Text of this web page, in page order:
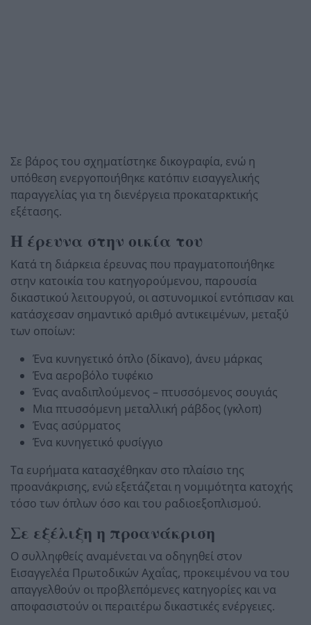
Σε βάρος του σχηματίστηκε δικογραφία, ενώ η
υπόθεση ενεργοποιήθηκε κατόπιν εισαγγελικής
παραγγελίας για τη διενέργεια προκαταρκτικής
εξέτασης.
Η έρευνα στην οικία του
Κατά τη διάρκεια έρευνας που πραγματοποιήθηκε
στην κατοικία του κατηγορούμενου, παρουσία
δικαστικού λειτουργού, οι αστυνομικοί εντόπισαν και
κατάσχεσαν σημαντικό αριθμό αντικειμένων, μεταξύ
των οποίων:
Ένα κυνηγετικό όπλο (δίκανο), άνευ μάρκας
Ένα αεροβόλο τυφέκιο
Ένας αναδιπλούμενος – πτυσσόμενος σουγιάς
Μια πτυσσόμενη μεταλλική ράβδος (γκλοπ)
Ένας ασύρματος
Ένα κυνηγετικό φυσίγγιο
Τα ευρήματα κατασχέθηκαν στο πλαίσιο της
προανάκρισης, ενώ εξετάζεται η νομιμότητα κατοχής
τόσο των όπλων όσο και του ραδιοεξοπλισμού.
Σε εξέλιξη η προανάκριση
Ο συλληφθείς αναμένεται να οδηγηθεί στον
Εισαγγελέα Πρωτοδικών Αχαΐας, προκειμένου να του
απαγγελθούν οι προβλεπόμενες κατηγορίες και να
αποφασιστούν οι περαιτέρω δικαστικές ενέργειες.